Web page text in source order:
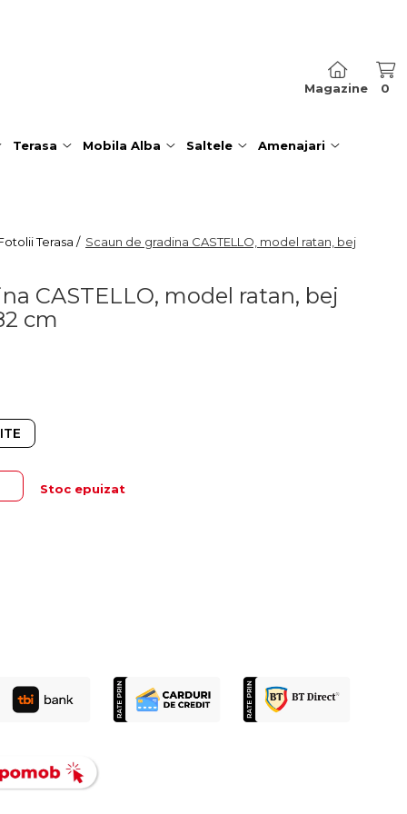
Magazine 0
Terasa Mobila Alba Saltele Amenajari
Terasa / Scaun de gradina CASTELLO, model ratan, bej
CASTELLO, model ratan, bej
cm
Stoc epuizat